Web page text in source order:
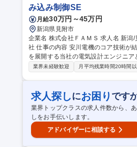
み込み制御SE
月給30万円～45万円
新潟県見附市
企業名 株式会社ＦＡＭＳ 求人名 新潟/見附【制御設計】】「食×ロボット」で創る未来の食卓/安川電機100%子会
社 仕事の内容 安川電機のコア技術が結集した植物工場システム「アグリネ」や、最先端の食品ロボットシステム
を展開する当社の電気設計エンジニ
げなど をお任せします。 【具体的には】■ロボット開発における電気技術開発 ■ハードウェアアーキテクチャの設
えた電気領域の全体設計 ■生産効率
ーや商社との折衝 募集
業界未経験歓迎 月平均残業時間20時間
求人探しにお困り です
業界トップクラスの求人件数から、
しをお手伝いします。
アドバイザーに相談する